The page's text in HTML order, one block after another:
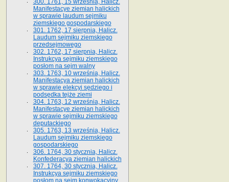
300. 1761, 15 września, Halicz.
Manifestacye ziemian halickich
w sprawie laudum sejmiku
ziemskiego gospodarskiego
301. 1762, 17 sierpnia, Halicz.
Laudum sejmiku ziemskiego
przedsejmowego
302. 1762, 17 sierpnia, Halicz.
Instrukcya sejmiku ziemskiego
posłom na sejm walny
303. 1763, 10 września, Halicz.
Manifestacya ziemian halickich
w sprawie elekcyi sędziego i
podsędka tejże ziemi
304. 1763, 12 września, Halicz.
Manifestacye ziemian halickich
w sprawie sejmiku ziemskiego
deputackiego
305. 1763, 13 września, Halicz.
Laudum sejmiku ziemskiego
gospodarskiego
306. 1764, 30 stycznia, Halicz.
Konfederacya ziemian halickich
307. 1764, 30 stycznia, Halicz.
Instrukcya sejmiku ziemskiego
posłom na sejm konwokacyjny